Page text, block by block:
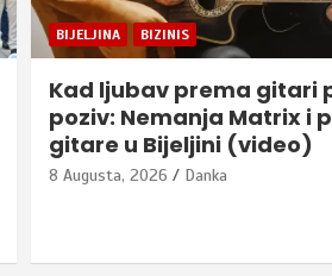
BIJELJINA BIZINIS
Kad ljubav prema gitari
poziv: Nemanja Matrix i
gitare u Bijeljini (video)
8 Augusta, 2026 Danka